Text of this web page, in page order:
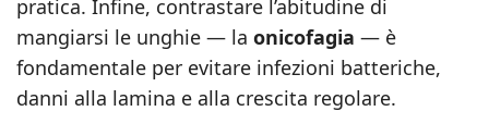
pratica. Infine, contrastare l’abitudine di
mangiarsi le unghie — la onicofagia — è
fondamentale per evitare infezioni batteriche,
danni alla lamina e alla crescita regolare.